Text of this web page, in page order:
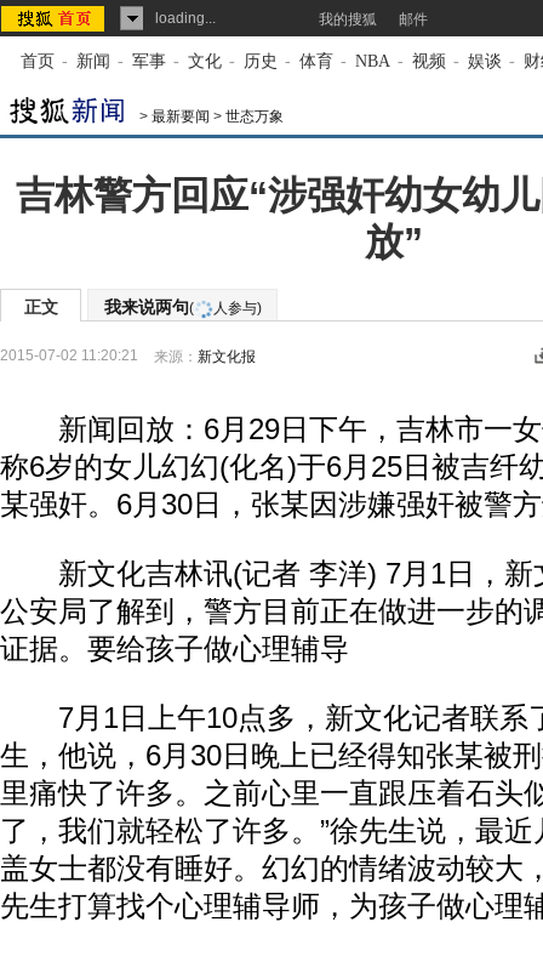
loading... 我的搜狐 邮件
首页 - 新闻 - 军事 - 文化 - 历史 - 体育 - NBA - 视频 - 娱谈 -
> 最新要闻 > 世态万象
吉林警方回应“涉强奸幼女幼
放”
正文 我来说两句( 人参与)
2015-07-02 11:20:21 来源： 新文化报
新闻回放：6月29日下午，吉林市一女
称6岁的女儿幻幻(化名)于6月25日被吉纤
某强奸。6月30日，张某因涉嫌强奸被警
新文化吉林讯(记者 李洋) 7月1日，新
公安局了解到，警方目前正在做进一步的
证据。要给孩子做心理辅导
7月1日上午10点多，新文化记者联系
生，他说，6月30日晚上已经得知张某被
里痛快了许多。之前心里一直跟压着石头
了，我们就轻松了许多。”徐先生说，最
盖女士都没有睡好。幻幻的情绪波动较大
先生打算找个心理辅导师，为孩子做心理